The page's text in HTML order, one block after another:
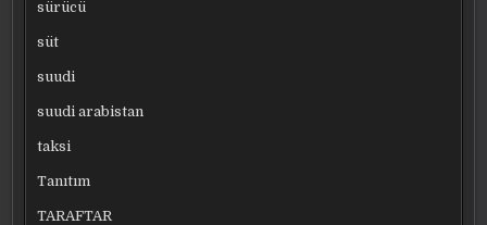
sürücü
süt
suudi
suudi arabistan
taksi
Tanıtım
TARAFTAR